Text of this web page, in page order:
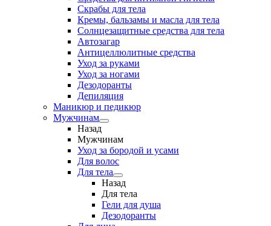
Скрабы для тела
Кремы, бальзамы и масла для тела
Солнцезащитные средства для тела
Автозагар
Антицеллюлитные средства
Уход за руками
Уход за ногами
Дезодоранты
Депиляция
Маникюр и педикюр
Мужчинам
Назад
Мужчинам
Уход за бородой и усами
Для волос
Для тела
Назад
Для тела
Гели для душа
Дезодоранты